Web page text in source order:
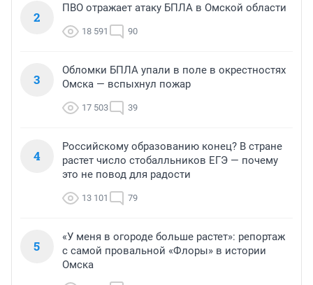
2
ПВО отражает атаку БПЛА в Омской области
18 591 90
3
Обломки БПЛА упали в поле в окрестностях
Омска — вспыхнул пожар
17 503 39
4
Российскому образованию конец? В стране
растет число стобалльников ЕГЭ — почему
это не повод для радости
13 101 79
5
«У меня в огороде больше растет»: репортаж
с самой провальной «Флоры» в истории
Омска